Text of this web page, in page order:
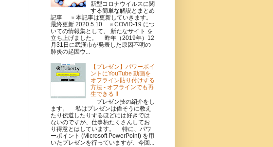
新型コロナウイルスに関
する簡単な解説とまとめ
記事 ※ 本記事は更新していきます。
最終更新 2020.5.10 ※ COVID-19 につ
いての情報集として、 新たなサイト を
立ち上げました。 昨年（2019年）12
月31日に武漢市が発表した原因不明の
肺炎の起因ウ...
【プレゼン】パワーポイ
ントにYouTube 動画を
オフライン貼り付けする
方法 - オフラインでも再
生できる !!
プレゼン技の紹介をし
ます。 私はプレゼンは偉そうに教え
たり伝道したりするほどには好きでは
ないのですが、仕事柄たくさんしてお
り得意とはしています。 特に、パワ
ーポイント (Microsoft PowerPoint) を用
いたプレゼンを行っていますが、今回...